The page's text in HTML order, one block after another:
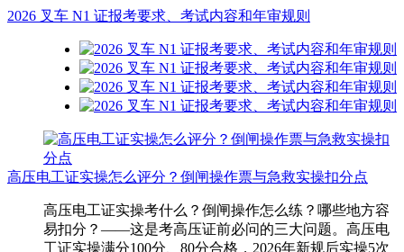
2026 叉车 N1 证报考要求、考试内容和年审规则
高压电工证实操怎么评分？倒闸操作票与急救实操扣分点
高压电工证实操考什么？倒闸操作怎么练？哪些地方容
易扣分？——这是考高压证前必问的三大问题。高压电
工证实操满分100分、80分合格，2026年新规后实操5次